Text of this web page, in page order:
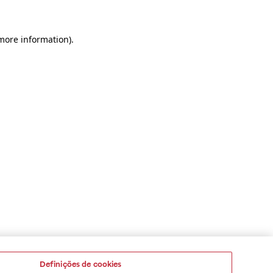
information).
Definições de cookies